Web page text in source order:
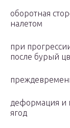
оборотная
налетом
при
после бурый
деформация и
ягод